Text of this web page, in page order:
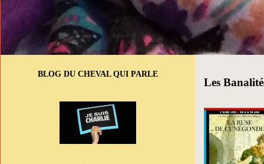
BLOG DU CHEVAL QUI PARLE
Les